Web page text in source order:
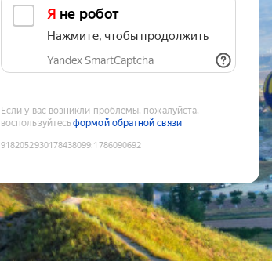
Я не робот
Нажмите, чтобы продолжить
Yandex SmartCaptcha
Если у вас возникли проблемы, пожалуйста,
воспользуйтесьформой обратной связи
9182052930178438099:1786090692